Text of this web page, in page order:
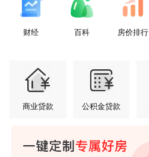
财经 百科 房价排行
商业贷款 公积金贷款